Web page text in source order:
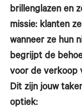
brillenglazen en
missie: klanten
wanneer ze hun
begrijpt de
voor de verkoop
Dit zijn jouw
optiek: